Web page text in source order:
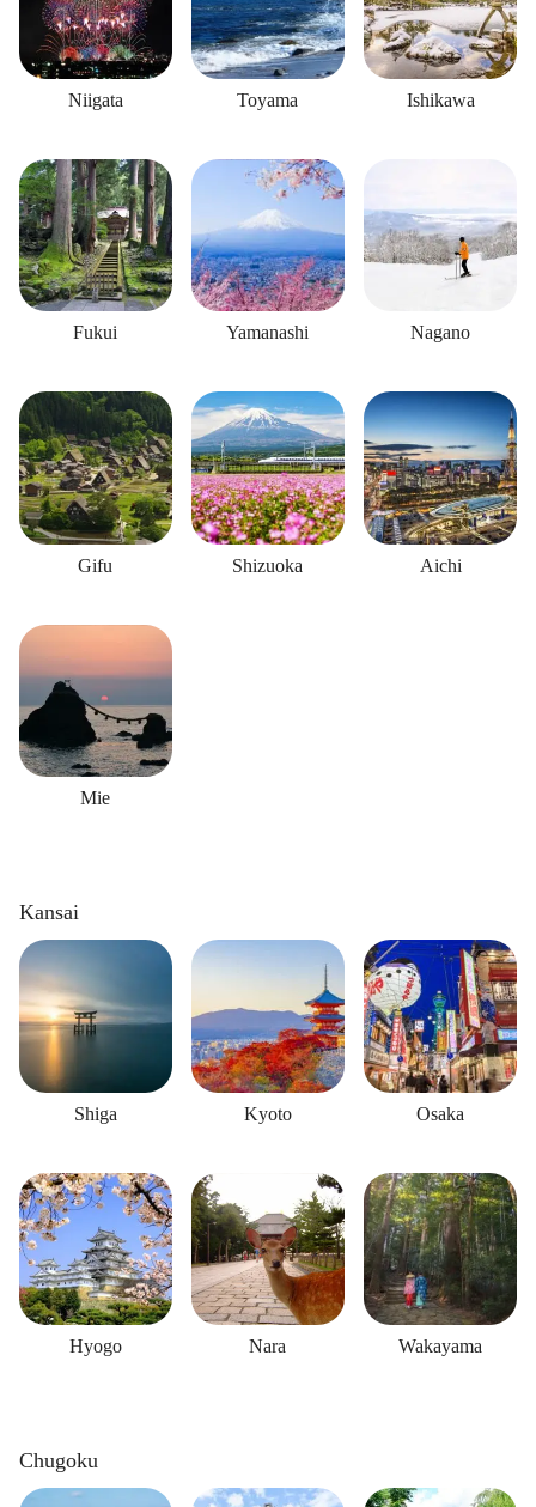
Niigata Toyama Ishikawa
Fukui Yamanashi Nagano
Gifu Shizuoka Aichi
Mie
Kansai
Shiga Kyoto Osaka
Hyogo Nara Wakayama
Chugoku